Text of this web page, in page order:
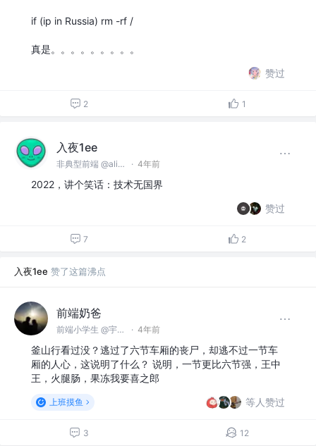
if (ip in Russia) rm -rf /
真是。。。。。。。。。
赞过
2 1
入夜1ee
非典型前端 @alibaba · 4年前
2022，讲个笑话：技术无国界
赞过
7 2
入夜1ee 赞了这篇沸点
前端奶爸
前端小学生 @宇宙无敌不加班有限责任公司 · 4年前
釜山行看过没？逃过了六节车厢的丧尸，却逃不过一节车
厢的人心，这说明了什么？ 说明，一节更比六节强，王中
王，火腿肠，果冻我要喜之郎
上班摸鱼 等人赞过
3 12